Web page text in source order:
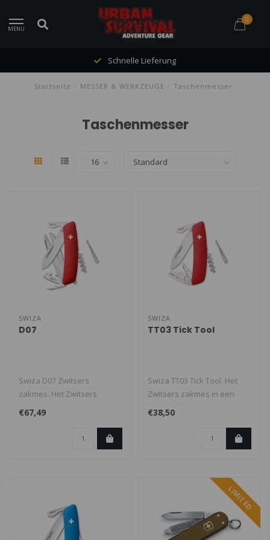
MENU
0
Schnelle Lieferung
Startseite MESSER & WERKZEUGE Taschenmesser
Taschenmesser
SWIZA
D07
Swiza D07 Zwitsers
zakmes. Het Zwitsers
zakmes in een revolutionair
nieuw desig..
€67,49
SWIZA
TT03 Tick Tool
Swiza TT03 Tick Tool. Het
Zwitsers zakmes in een
revolutionair nieuw design.
€38,50
LIMITED